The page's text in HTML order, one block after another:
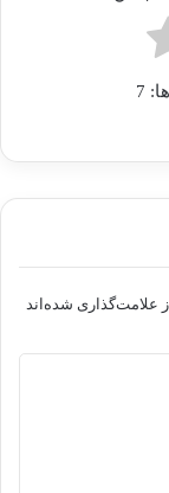
7
علامت‌گذاری شده‌اند